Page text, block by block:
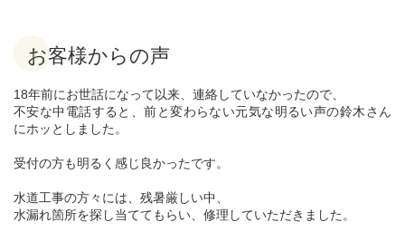
お客様からの声
18年前にお世話になって以来、連絡していなかったので、
不安な中電話すると、前と変わらない元気な明るい声の鈴木さん
にホッとしました。
受付の方も明るく感じ良かったです。
水道工事の方々には、残暑厳しい中、
水漏れ箇所を探し当ててもらい、修理していただきました。